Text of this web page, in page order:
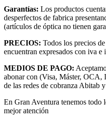
Garantías: Los productos
desperfectos de fabrica
(artículos de óptica no tienen
PRECIOS: Todos los precios
encuentran expresados con iva e
MEDIOS DE PAGO:
abonar con (Visa, Máster, OCA,
de las redes de cobranza Abitab
En Gran Aventura tenemos todo
mejor atención